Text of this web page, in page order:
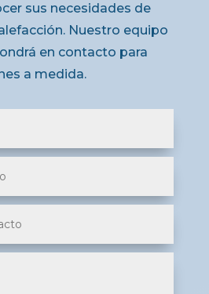
sus necesidades de
Nuestro equipo
en contacto para
a medida.